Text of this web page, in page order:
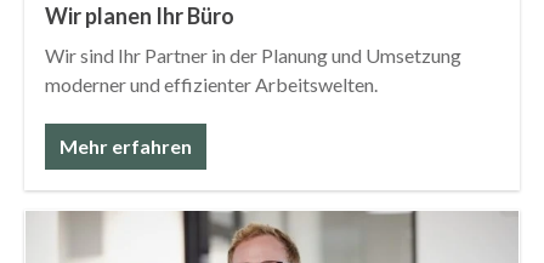
Wir planen Ihr Büro
Wir sind Ihr Partner in der Planung und Umsetzung
moderner und effizienter Arbeitswelten.
Mehr erfahren